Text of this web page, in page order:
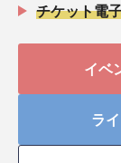
チケット電
イベ
ラ